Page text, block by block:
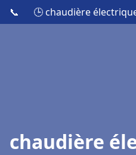
📞 🕒 chaudière
chaudière